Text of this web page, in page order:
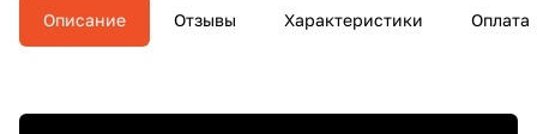
Описание Отзывы Характеристики Оплата